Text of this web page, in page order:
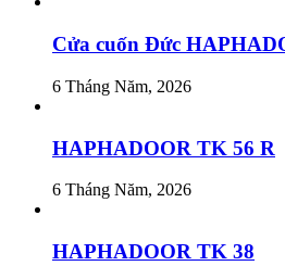
Cửa cuốn Đức
6 Tháng Năm, 2026
HAPHADOOR TK 56 R
6 Tháng Năm, 2026
HAPHADOOR TK 38